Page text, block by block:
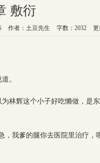
敷衍
作者： 土豆先生 字数：2032 更
。
为林辉这个小子好吃懒做，是
，我爹的腿你去医院里治疗